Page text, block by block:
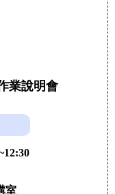
業說明會
室